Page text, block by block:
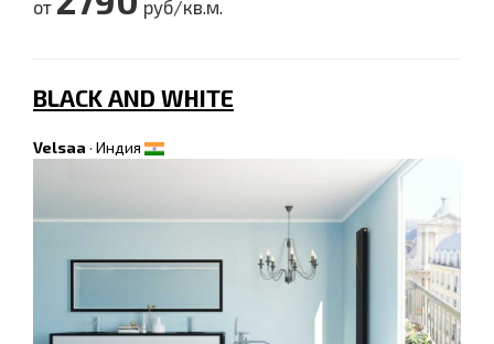
от руб/кв.м.
BLACK AND WHITE
Velsaa · Индия